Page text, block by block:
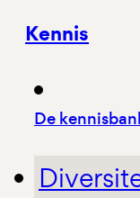
Kennis
De